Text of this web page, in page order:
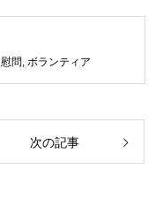
慰問, ボランティア
次の記事